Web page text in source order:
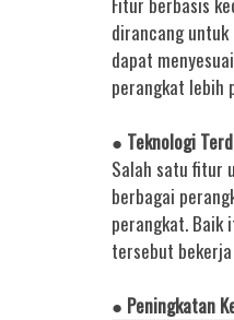
dirancang untuk
dapat
perangkat
● Teknologi
Salah satu fitur
berbagai
perangkat. Baik
tersebut
● Peningkatan